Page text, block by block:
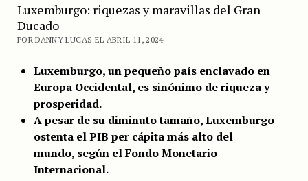
Luxemburgo: riquezas y maravillas del Gran
Ducado
POR DANNY LUCAS EL ABRIL 11, 2024
Luxemburgo, un pequeño país enclavado en
Europa Occidental, es sinónimo de riqueza y
prosperidad.
A pesar de su diminuto tamaño, Luxemburgo
ostenta el PIB per cápita más alto del
mundo, según el Fondo Monetario
Internacional.